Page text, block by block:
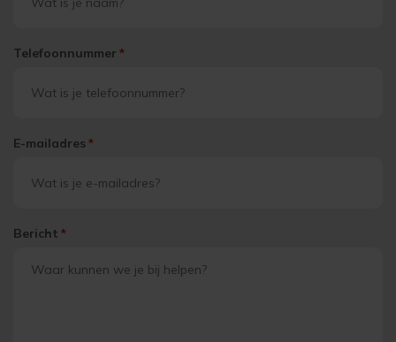
Telefoonnummer *
E-mailadres *
Bericht *